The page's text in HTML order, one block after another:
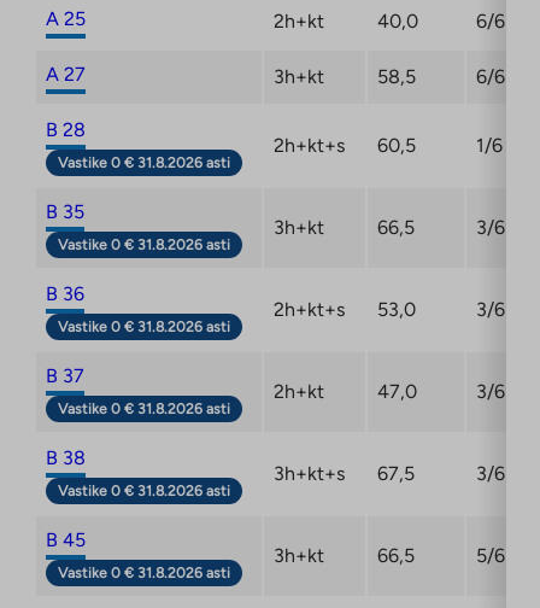
A 25 2h+kt 40,0 6/6
A 27 3h+kt 58,5 6/6
B 28
Vastike 0 € 31.8.2026 asti
2h+kt+s 60,5 1/6
B 35
Vastike 0 € 31.8.2026 asti
3h+kt 66,5 3/6
B 36
Vastike 0 € 31.8.2026 asti
2h+kt+s 53,0 3/6
B 37
Vastike 0 € 31.8.2026 asti
2h+kt 47,0 3/6
B 38
Vastike 0 € 31.8.2026 asti
3h+kt+s 67,5 3/6
B 45
Vastike 0 € 31.8.2026 asti
3h+kt 66,5 5/6